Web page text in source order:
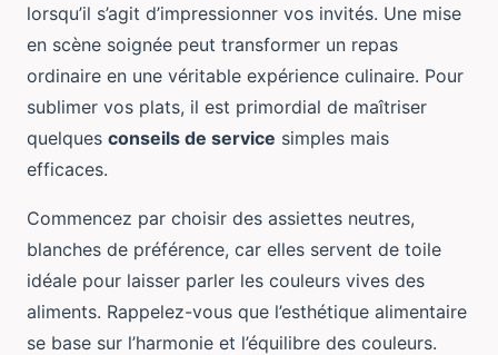
lorsqu’il s’agit d’impressionner vos invités. Une mise
en scène soignée peut transformer un repas
ordinaire en une véritable expérience culinaire. Pour
sublimer vos plats, il est primordial de maîtriser
quelques conseils de service simples mais
efficaces.
Commencez par choisir des assiettes neutres,
blanches de préférence, car elles servent de toile
idéale pour laisser parler les couleurs vives des
aliments. Rappelez-vous que l’esthétique alimentaire
se base sur l’harmonie et l’équilibre des couleurs.